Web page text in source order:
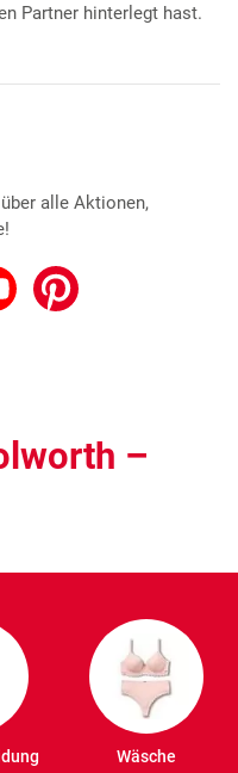
Partner hinterlegt hast.
alle Aktionen,
–
Wäsche